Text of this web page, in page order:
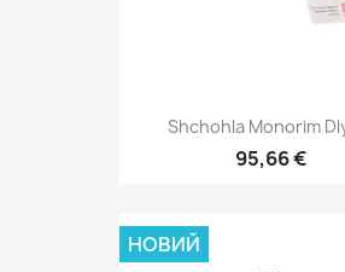
Shchohla Monorim
95,66 €
НОВИЙ